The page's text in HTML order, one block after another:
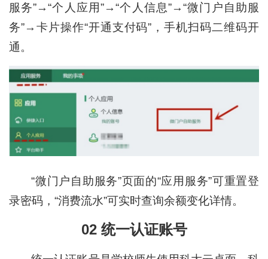
服务”→“个人应用”→“个人信息”→“微门户自助服
务”→卡片操作“开通支付码”，手机扫码二维码开
通。
“微门户自助服务”页面的“应用服务”可重置登
录密码，“消费流水”可实时查询余额变化详情。
02 统一认证账号